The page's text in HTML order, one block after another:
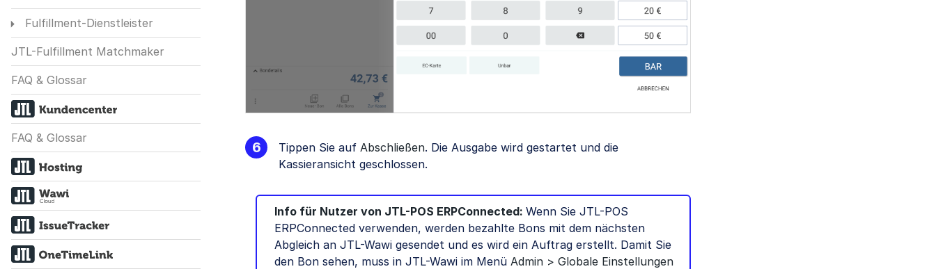
Fulfillment-Dienstleister
JTL-Fulfillment Matchmaker
FAQ & Glossar
FAQ & Glossar
Tippen Sie auf Abschließen. Die Ausgabe wird gestartet und die
Kassieransicht geschlossen.
Info für Nutzer von JTL-POS ERPConnected: Wenn Sie JTL-POS
ERPConnected verwenden, werden bezahlte Bons mit dem nächsten
Abgleich an JTL-Wawi gesendet und es wird ein Auftrag erstellt. Damit Sie
den Bon sehen, muss in JTL-Wawi im Menü Admin > Globale Einstellungen